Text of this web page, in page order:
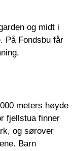
og midt i
På Fondsbu får
meters høyde
fjellstua finner
og sørover
Barn